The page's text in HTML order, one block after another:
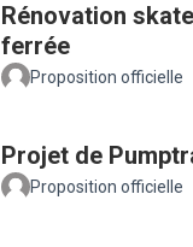
Rénovation
ferrée
Proposition officielle
Projet de
Proposition officielle